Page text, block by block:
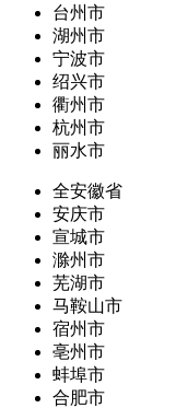
台州市
湖州市
宁波市
绍兴市
衢州市
杭州市
丽水市
全安徽省
安庆市
宣城市
滁州市
芜湖市
马鞍山市
宿州市
亳州市
蚌埠市
合肥市